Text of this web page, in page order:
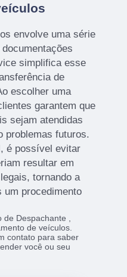
envolve uma série
simplifica esse
de
escolher uma
garantem que
sejam atendidas
problemas futuros.
é possível evitar
resultar em
tornando a
um procedimento
Despachante ,
de veículos.
contato para saber
você ou seu